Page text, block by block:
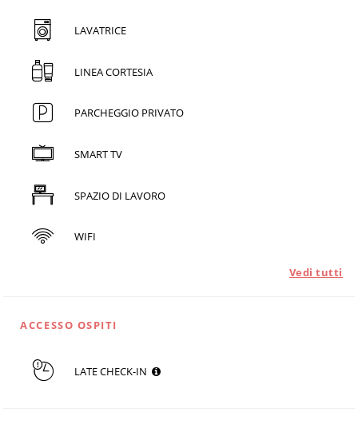
LAVATRICE
LINEA CORTESIA
PARCHEGGIO PRIVATO
SMART TV
SPAZIO DI LAVORO
WIFI
Vedi tutti
ACCESSO OSPITI
LATE CHECK-IN